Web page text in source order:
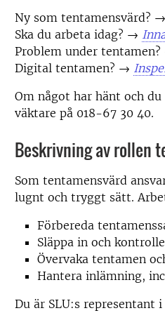
Ny som tentamensvärd? →
Ska du arbeta idag? →
Problem under
Digital tentamen? →
Om något har hänt och
väktare på 018-67 30 40.
Beskrivning av rollen
Som tentamensvärd
lugnt och tryggt sätt.
Förbereda
Släppa in och
Övervaka tentamen
Hantera inlämning,
Du är SLU:s representant